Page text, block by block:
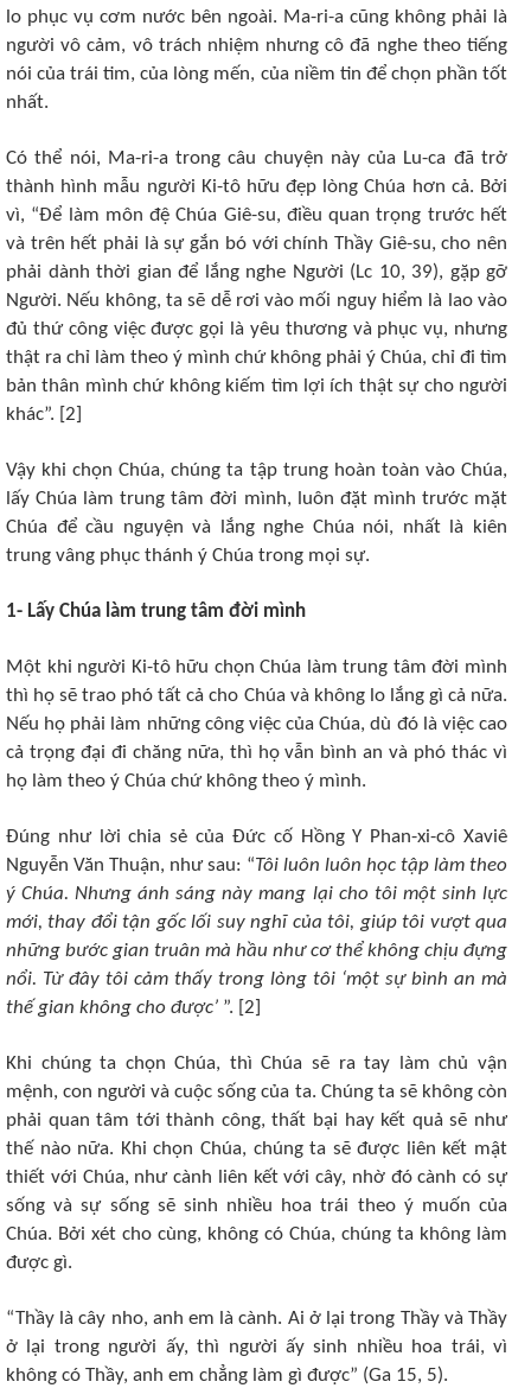
lo phục vụ cơm nước bên ngoài. Ma-ri-a cũng không phải là
người vô cảm, vô trách nhiệm nhưng cô đã nghe theo tiếng
nói của trái tim, của lòng mến, của niềm tin để chọn phần tốt
nhất.
Có thể nói, Ma-ri-a trong câu chuyện này của Lu-ca đã trở
thành hình mẫu người Ki-tô hữu đẹp lòng Chúa hơn cả. Bởi
vì, “Để làm môn đệ Chúa Giê-su, điều quan trọng trước hết
và trên hết phải là sự gắn bó với chính Thầy Giê-su, cho nên
phải dành thời gian để lắng nghe Người (Lc 10, 39), gặp gỡ
Người. Nếu không, ta sẽ dễ rơi vào mối nguy hiểm là lao vào
đủ thứ công việc được gọi là yêu thương và phục vụ, nhưng
thật ra chỉ làm theo ý mình chứ không phải ý Chúa, chỉ đi tìm
bản thân mình chứ không kiếm tìm lợi ích thật sự cho người
khác”. [2]
Vậy khi chọn Chúa, chúng ta tập trung hoàn toàn vào Chúa,
lấy Chúa làm trung tâm đời mình, luôn đặt mình trước mặt
Chúa để cầu nguyện và lắng nghe Chúa nói, nhất là kiên
trung vâng phục thánh ý Chúa trong mọi sự.
1- Lấy Chúa làm trung tâm đời mình
Một khi người Ki-tô hữu chọn Chúa làm trung tâm đời mình
thì họ sẽ trao phó tất cả cho Chúa và không lo lắng gì cả nữa.
Nếu họ phải làm những công việc của Chúa, dù đó là việc cao
cả trọng đại đi chăng nữa, thì họ vẫn bình an và phó thác vì
họ làm theo ý Chúa chứ không theo ý mình.
Đúng như lời chia sẻ của Đức cố Hồng Y Phan-xi-cô Xaviê
Nguyễn Văn Thuận, như sau: “Tôi luôn luôn học tập làm theo
ý Chúa. Nhưng ánh sáng này mang lại cho tôi một sinh lực
mới, thay đổi tận gốc lối suy nghĩ của tôi, giúp tôi vượt qua
những bước gian truân mà hầu như cơ thể không chịu đựng
nổi. Từ đây tôi cảm thấy trong lòng tôi ‘một sự bình an mà
thế gian không cho được’ ”. [2]
Khi chúng ta chọn Chúa, thì Chúa sẽ ra tay làm chủ vận
mệnh, con người và cuộc sống của ta. Chúng ta sẽ không còn
phải quan tâm tới thành công, thất bại hay kết quả sẽ như
thế nào nữa. Khi chọn Chúa, chúng ta sẽ được liên kết mật
thiết với Chúa, như cành liên kết với cây, nhờ đó cành có sự
sống và sự sống sẽ sinh nhiều hoa trái theo ý muốn của
Chúa. Bởi xét cho cùng, không có Chúa, chúng ta không làm
được gì.
“Thầy là cây nho, anh em là cành. Ai ở lại trong Thầy và Thầy
ở lại trong người ấy, thì người ấy sinh nhiều hoa trái, vì
không có Thầy, anh em chẳng làm gì được” (Ga 15, 5).